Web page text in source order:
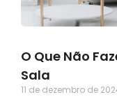
O Que Não
Sala
11 de dezembro de